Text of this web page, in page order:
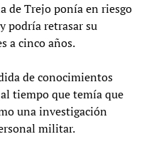
de Trejo ponía en riesgo
podría retrasar su
a cinco años.
de conocimientos
tiempo que temía que
una investigación
militar.